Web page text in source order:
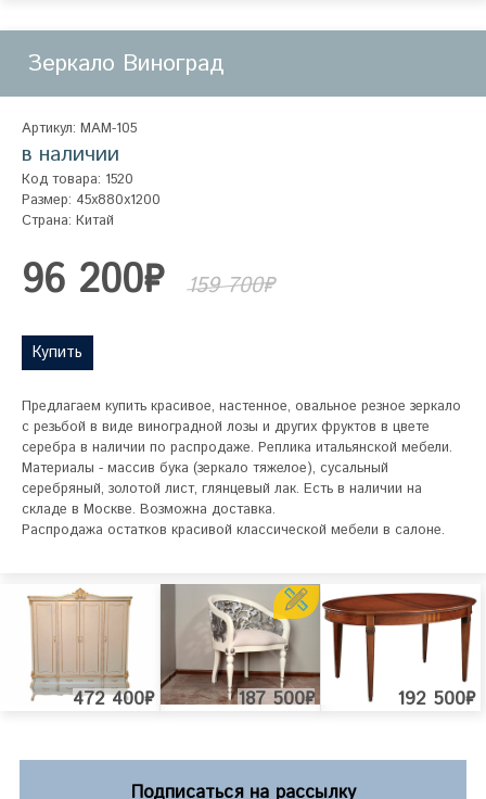
Зеркало Виноград
Артикул: MAM-105
в наличии
Код товара: 1520
Размер: 45x880x1200
Страна: Китай
96 200₽ 159 700₽
Купить
Предлагаем купить красивое, настенное, овальное резное зеркало
с резьбой в виде виноградной лозы и других фруктов в цвете
серебра в наличии по распродаже. Реплика итальянской мебели.
Материалы - массив бука (зеркало тяжелое), сусальный
серебряный, золотой лист, глянцевый лак. Есть в наличии на
складе в Москве. Возможна доставка.
Распродажа остатков красивой классической мебели в салоне.
472 400₽ 187 500₽ 192 500₽
Подписаться на рассылку